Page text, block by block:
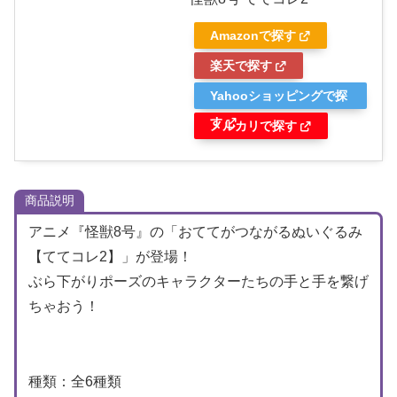
Amazonで探す
楽天で探す
Yahooショッピングで探
す
メルカリで探す
商品説明
アニメ『怪獣8号』の「おててがつながるぬいぐるみ
【ててコレ2】」が登場！
ぶら下がりポーズのキャラクターたちの手と手を繋げ
ちゃおう！
種類：全6種類